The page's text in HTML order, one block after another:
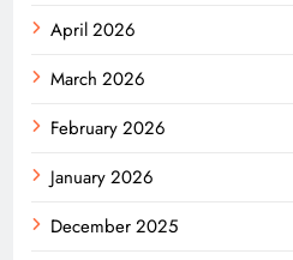
April 2026
March 2026
February 2026
January 2026
December 2025